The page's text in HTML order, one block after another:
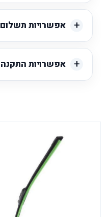
אפשרויות תשלום
אפשרויות התקנה